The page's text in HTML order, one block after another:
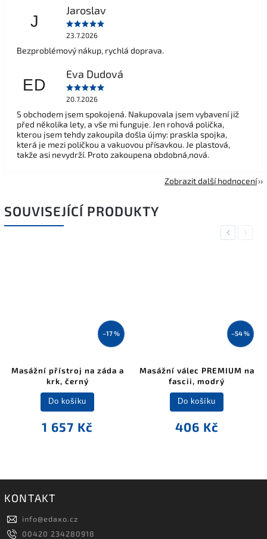
J
Jaroslav
23.7.2026
Bezproblémový nákup, rychlá doprava.
ED
Eva Dudová
20.7.2026
S obchodem jsem spokojená. Nakupovala jsem vybavení již
před několika lety, a vše mi funguje. Jen rohová polička,
kterou jsem tehdy zakoupila došla újmy: praskla spojka,
která je mezi poličkou a vakuovou přísavkou. Je plastová,
takže asi nevydrží. Proto zakoupena obdobná,nová.
Zobrazit další hodnocení
SOUVISEJÍCÍ PRODUKTY
Previous
–17 %
Masážní přístroj na záda a
krk, černý
1 657 Kč
Do košíku
–54 %
Masážní válec PREMIUM na
fascii, modrý
406 Kč
Do košíku
Next
KONTAKT
info@edaxo.cz
00420 234280918